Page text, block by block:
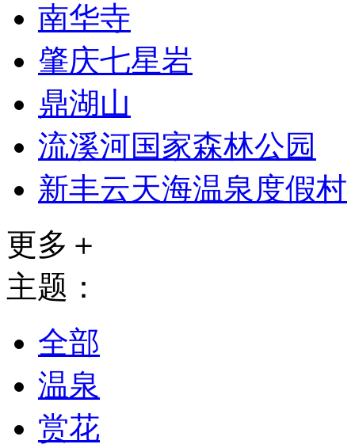
南华寺
肇庆七星岩
鼎湖山
流溪河国家森林公园
新丰云天海温泉度假村
更多＋
主题：
全部
温泉
赏花